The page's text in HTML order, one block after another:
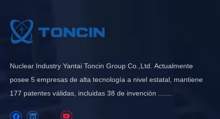
Nuclear Industry Yantai Toncin Group Co.,Ltd. Actualmente
posee 5 empresas de alta tecnología a nivel estatal, mantiene
177 patentes válidas, incluidas 38 de invención .......